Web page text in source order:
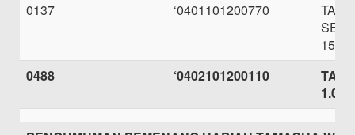
0137
‘0401101200770
0488
‘0402101200110